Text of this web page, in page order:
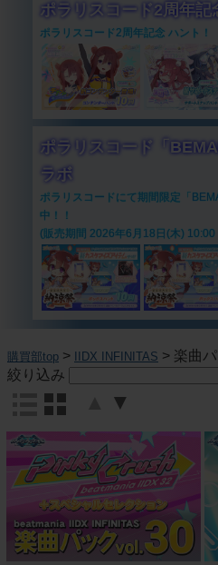
ポラリスコード2周年記
ポラリスコード2周年記念 ハント！
ポラリスコード「
ラボ
ポラリスコードにて期間限定「
中！！
(販売期間 2026年6月18日(木)
購買部top > IIDX INFINITAS > 楽曲
絞り込み
▼